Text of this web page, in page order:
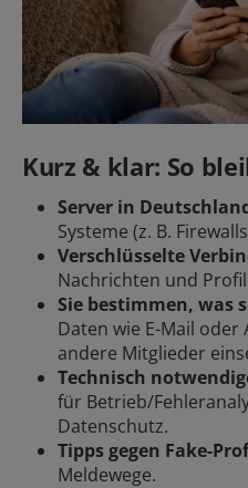
Kurz & klar: So
Server in
Systeme (z. B.
Verschlüsselte
Nachrichten und
Sie bestimmen, was
Daten wie E-Mail
andere Mitglieder
Technisch
für Betrieb/
Datenschutz.
Tipps gegen Fake-
Meldewege.